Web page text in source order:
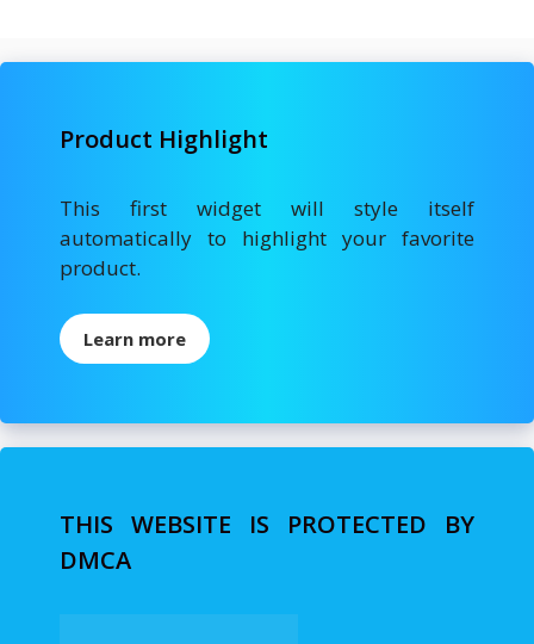
Product Highlight
This first widget will style itself
automatically to highlight your favorite
product.
Learn more
THIS WEBSITE IS PROTECTED BY
DMCA